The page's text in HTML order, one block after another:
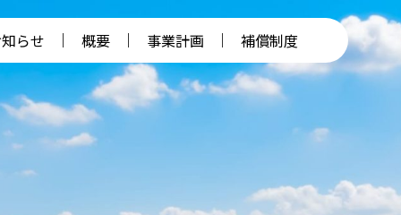
らせ 概要 事業計画 補償制度